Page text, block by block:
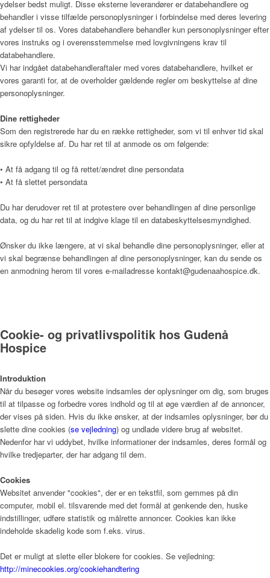
Sådan bliver man henvist
Praktisk information
Frivillig
De frivillige gør en forskel
Frivilligkoordinator
Vagtplan og booking
Pjece om Frivillighed på Gudenå Hospice (PDF)
Støtteforening
Formål
Nyheder
ydelser bedst muligt. Disse eksterne leverandører er databehandlere og
behandler i visse tilfælde personoplysninger i forbindelse med deres levering
af ydelser til os. Vores databehandlere behandler kun personoplysninger efter
vores instruks og i overensstemmelse med lovgivningens krav til
databehandlere.
Vi har indgået databehandleraftaler med vores databehandlere, hvilket er
vores garanti for, at de overholder gældende regler om beskyttelse af dine
personoplysninger.
Dine rettigheder
Som den registrerede har du en række rettigheder, som vi til enhver tid skal
sikre opfyldelse af. Du har ret til at anmode os om følgende:
• At få adgang til og få rettet/ændret dine persondata
• At få slettet persondata
Du har derudover ret til at protestere over behandlingen af dine personlige
data, og du har ret til at indgive klage til en databeskyttelsesmyndighed.
Ønsker du ikke længere, at vi skal behandle dine personoplysninger, eller at
vi skal begrænse behandlingen af dine personoplysninger, kan du sende os
en anmodning herom til vores e-mailadresse kontakt@gudenaahospice.dk.
Cookie- og privatlivspolitik hos Gudenå
Hospice
Introduktion
Når du besøger vores website indsamles der oplysninger om dig, som bruges
til at tilpasse og forbedre vores indhold og til at øge værdien af de annoncer,
der vises på siden. Hvis du ikke ønsker, at der indsamles oplysninger, bør du
slette dine cookies (se vejledning) og undlade videre brug af websitet.
Nedenfor har vi uddybet, hvilke informationer der indsamles, deres formål og
hvilke tredjeparter, der har adgang til dem.
Cookies
Websitet anvender "cookies", der er en tekstfil, som gemmes på din
computer, mobil el. tilsvarende med det formål at genkende den, huske
indstillinger, udføre statistik og målrette annoncer. Cookies kan ikke
indeholde skadelig kode som f.eks. virus.
Det er muligt at slette eller blokere for cookies. Se vejledning:
http://minecookies.org/cookiehandtering